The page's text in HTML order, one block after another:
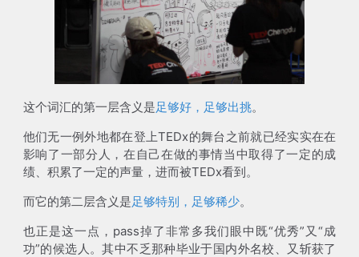
这个词汇的第一层含义是足够好，足够出挑。
他们无一例外地都在登上TEDx的舞台之前就已经实实在在
影响了一部分人，在自己在做的事情当中取得了一定的成
绩、积累了一定的声量，进而被TEDx看到。
而它的第二层含义是足够特别，足够稀少。
也正是这一点，pass掉了非常多我们眼中既“优秀”又“成
功”的候选人。其中不乏那种毕业于国内外名校、又斩获了